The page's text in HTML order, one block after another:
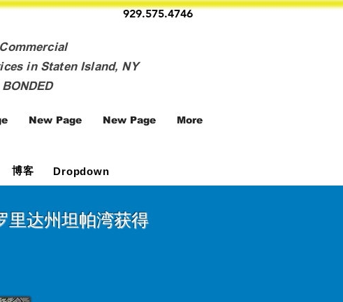
929.575.4746
in Staten Island, NY
New Page New Page More
博客 Dropdown
里达州坦帕湾获得